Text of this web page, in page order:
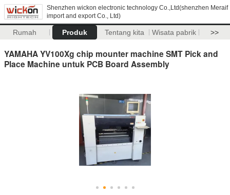
Shenzhen wickon electronic technology Co.,Ltd(shenzhen Meraif
import and export Co., Ltd)
Rumah Produk Tentang kita Wisata pabrik >>
YAMAHA YV100Xg chip mounter machine SMT Pick and
Place Machine untuk PCB Board Assembly